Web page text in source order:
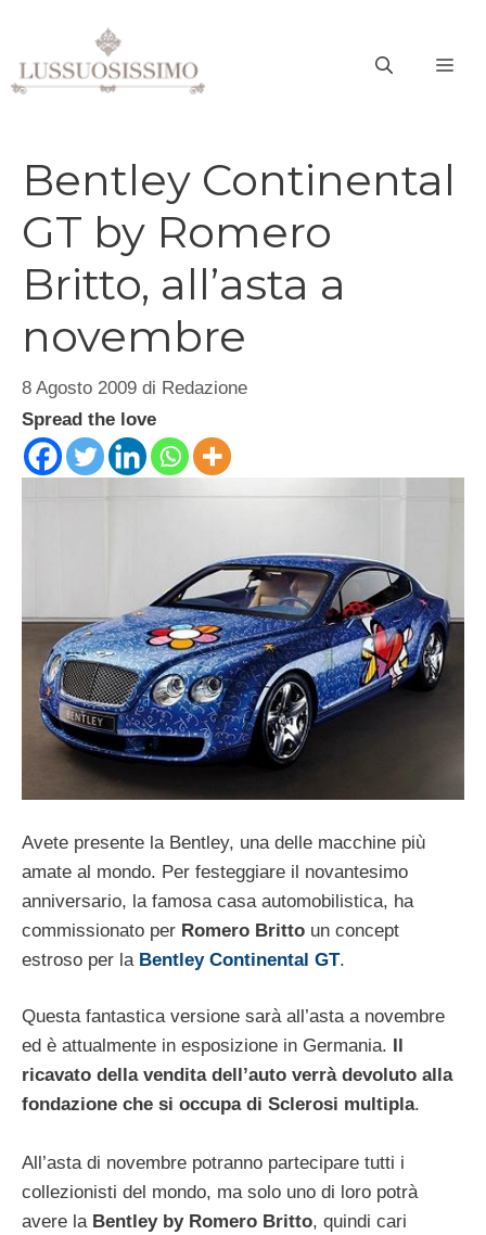
contenuto
Bentley Continental
GT by Romero
Britto, all’asta a
novembre
8 Agosto 2009 di Redazione
Spread the love
Avete presente la Bentley, una delle macchine più
amate al mondo. Per festeggiare il novantesimo
anniversario, la famosa casa automobilistica, ha
commissionato per Romero Britto un concept
estroso per la Bentley Continental GT.
Questa fantastica versione sarà all’asta a novembre
ed è attualmente in esposizione in Germania.
ricavato della vendita dell’auto verrà devoluto alla
fondazione che si occupa di Sclerosi multipla.
All’asta di novembre potranno partecipare tutti i
collezionisti del mondo, ma solo uno di loro potrà
avere la Bentley by Romero Britto, quindi cari